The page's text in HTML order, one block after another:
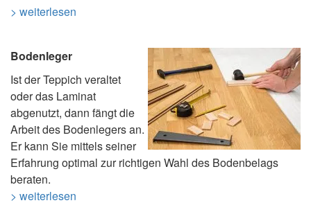
> weiterlesen
Bodenleger
Ist der Teppich veraltet
oder das Laminat
abgenutzt, dann fängt die
Arbeit des Bodenlegers an.
Er kann Sie mittels seiner
Erfahrung optimal zur richtigen Wahl des Bodenbelags
beraten.
> weiterlesen